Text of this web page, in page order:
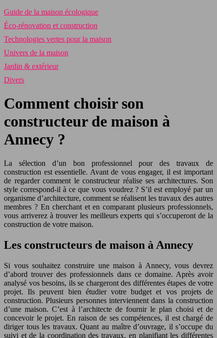
Guide de la maison écologique
Éco-rénovation et construction
Technologies vertes pour la maison
Univers de la maison
Jardin & extérieur
Divers
Comment choisir son
constructeur de maison à
Annecy ?
La sélection d’un bon professionnel pour des travaux de
construction est essentielle. Avant de vous engager, il est important
de regarder comment le constructeur réalise ses architectures. Son
style correspond-il à ce que vous voudrez ? S’il est employé par un
organisme d’architecture, comment se réalisent les travaux des autres
membres ? En cherchant et en comparant plusieurs professionnels,
vous arriverez à trouver les meilleurs experts qui s’occuperont de la
construction de votre maison.
Les constructeurs de maison à Annecy
Si vous souhaitez construire une maison à Annecy, vous devrez
d’abord trouver des professionnels dans ce domaine. Après avoir
analysé vos besoins, ils se chargeront des différentes étapes de votre
projet. Ils peuvent bien étudier votre budget et vos projets de
construction. Plusieurs personnes interviennent dans la construction
d’une maison. C’est à l’architecte de fournir le plan choisi et de
concevoir le projet. En raison de ses compétences, il est chargé de
diriger tous les travaux. Quant au maître d’ouvrage, il s’occupe du
suivi et de la coordination des travaux, en planifiant les différentes